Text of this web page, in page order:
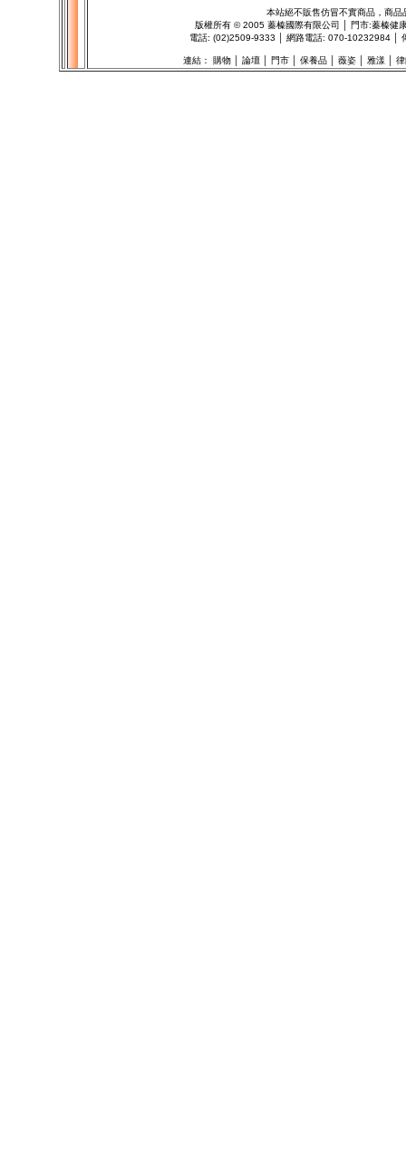
本站絕不販售仿冒不實商品，商
版權所有 ©2005 蓁榛國際有限公司 │ 門市:蓁榛健
電話: (02)2509-9333 │ 網路電話: 070-10232984 │
連結： 購物│ 論壇│ 門市│ 保養品│ 薇姿│ 雅漾